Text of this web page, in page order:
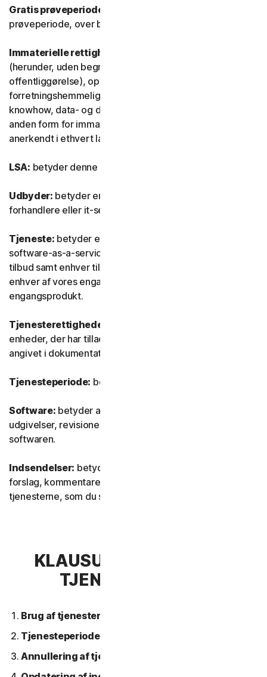
Gratis prøveperiode:
prøveperiode, over begrænset eller ubegrænset tid.
Immaterielle rettigheder:
(herunder, uden begrænsning, patentansøgninger og
offentliggørelse), opfindelser, ophavsrettigheder,
forretningshemmeligheder, ideelle rettigheder,
knowhow, data- og databaserettigheder samt enhver
anden form for immaterielle ejendomsrettigheder, der er
anerkendt i ethvert land eller enhver jurisdiktion i verden.
LSA: betyder denne Licens- og serviceaftale.
Udbyder: betyder enhver af vores autoriserede
forhandlere eller it-serviceudbydere.
Tjeneste: betyder ethvert af vores tjeneste- eller
software-as-a-service (SaaS) abonnementsbaserede
tilbud samt enhver tilknyttet funktion eller tjeneste samt
enhver af vores engangstjenester eller ethvert
engangsprodukt.
Tjenesterettigheder:
enheder, der har tilladelse til at bruge softwaren, som
angivet i dokumentationen.
Tjenesteperiode: betyder tjenestens varighed.
Software: betyder al vores software, inklusive
udgivelser, revisioner, opdateringer eller forbedringer af
softwaren.
Indsendelser: betyder al feedback, alle anmeldelser,
forslag, kommentarer eller ideer vedrørende
tjenesterne, som du sender til os.
KLAUSUL 2 – GENERELLE
TJENESTEVILKÅR
Brug af tjenesterne.
Tjenesteperiode.
Annullering af tjeneste.